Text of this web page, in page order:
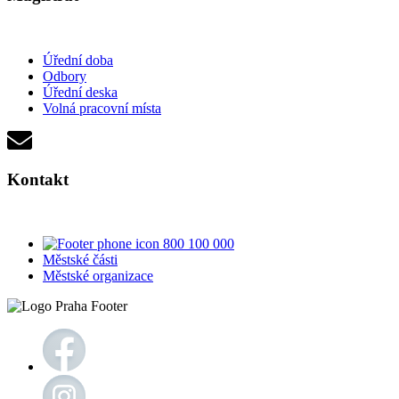
Úřední doba
Odbory
Úřední deska
Volná pracovní místa
Kontakt
800 100 000
Městské části
Městské organizace